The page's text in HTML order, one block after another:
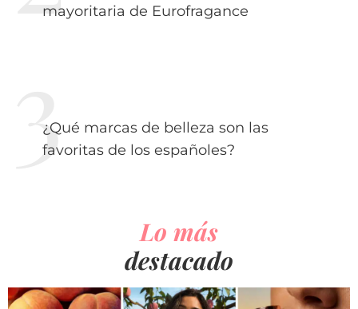
mayoritaria de Eurofragance
¿Qué marcas de belleza son las
favoritas de los españoles?
Lo más
destacado